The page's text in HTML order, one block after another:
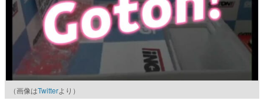
（画像はTwitterより）